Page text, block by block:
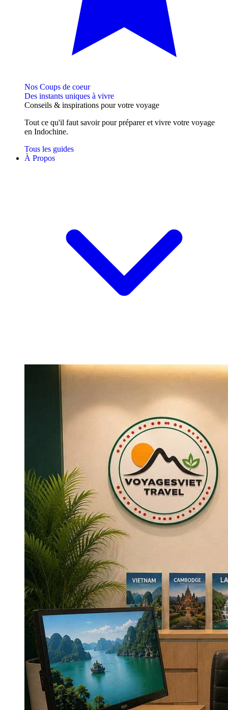
Nos Coups de coeur
Des instants uniques à vivre
Conseils & inspirations pour votre voyage
Tout ce qu'il faut savoir pour préparer et vivre votre voyage
en Indochine.
Tous les guides
À Propos